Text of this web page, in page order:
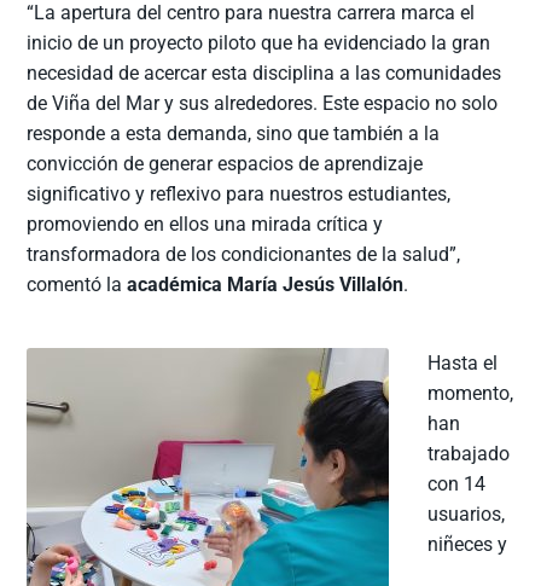
“La apertura del centro para nuestra carrera marca el
inicio de un proyecto piloto que ha evidenciado la gran
necesidad de acercar esta disciplina a las comunidades
de Viña del Mar y sus alrededores. Este espacio no solo
responde a esta demanda, sino que también a la
convicción de generar espacios de aprendizaje
significativo y reflexivo para nuestros estudiantes,
promoviendo en ellos una mirada crítica y
transformadora de los condicionantes de la salud”,
comentó laacadémica María Jesús Villalón.
Hasta el
momento,
han
trabajado
con 14
usuarios,
niñeces y